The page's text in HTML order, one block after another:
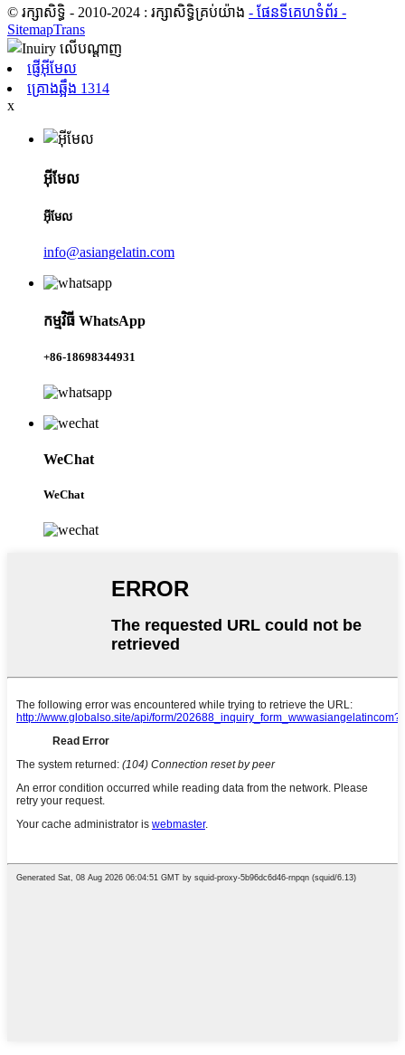
© រក្សាសិទ្ធិ - 2010-2024 : រក្សាសិទ្ធិគ្រប់យ៉ាង - ផែនទីគេហទំព័រ -
SitemapTrans
ផ្ញើអ៊ីមែល
គ្រោងឆ្អឹង 1314
x
អ៊ីមែល
អ៊ីមែល
info@asiangelatin.com
កម្មវិធី WhatsApp
+86-18698344931
WeChat
WeChat